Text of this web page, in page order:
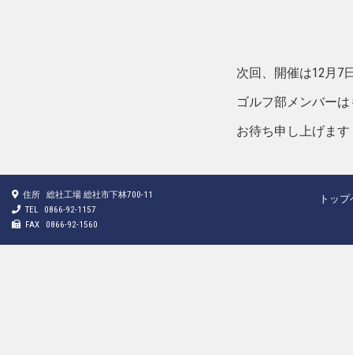
次回、開催は12月
ゴルフ部メンバー
お待ち申し上げます
住所
総社工場 総社市下林700-11
TEL
0866-92-1157
FAX
0866-92-1560
トッ